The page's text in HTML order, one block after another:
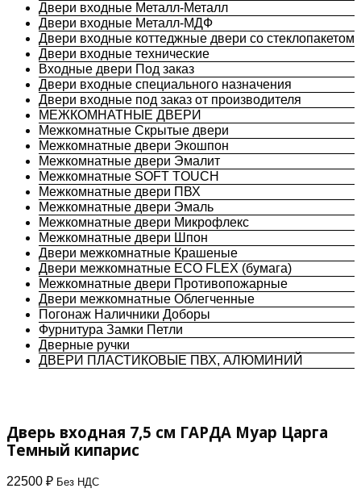
Двери входные Металл-Металл
Двери входные Металл-МДФ
Двери входные коттеджные двери со стеклопакетом
Двери входные технические
Входные двери Под заказ
Двери входные специального назначения
Двери входные под заказ от производителя
МЕЖКОМНАТНЫЕ ДВЕРИ
Межкомнатные Скрытые двери
Межкомнатные двери Экошпон
Межкомнатные двери Эмалит
Межкомнатные SOFT TOUCH
Межкомнатные двери ПВХ
Межкомнатные двери Эмаль
Межкомнатные двери Микрофлекс
Межкомнатные двери Шпон
Двери межкомнатные Крашеные
Двери межкомнатные ECO FLEX (бумага)
Межкомнатные двери Противопожарные
Двери межкомнатные Облегченные
Погонаж Наличники Доборы
Фурнитура Замки Петли
Дверные ручки
ДВЕРИ ПЛАСТИКОВЫЕ ПВХ, АЛЮМИНИЙ
Дверь входная 7,5 см ГАРДА Муар Царга
Темный кипарис
22500 ₽ Без НДС